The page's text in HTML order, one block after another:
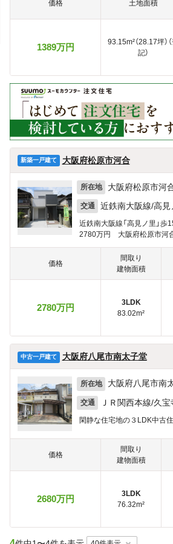
価格 土地面積
1389万円
93.15m²（28.17坪）
記）
新築一戸建て 大阪府松原市河合
所在地 大阪府松原市河
交通 近鉄南大阪線/高
近鉄南大阪線「高見ノ里
2780万円 大阪府松原市
価格
間取り
建物面積
2780万円
3LDK
83.02m²
中古一戸建て 大阪府八尾市南太子堂
所在地 大阪府八尾市南
交通 ＪＲ関西本線/久
閑静な住宅地の３LDK中古
価格
間取り
建物面積
2680万円
3LDK
76.32m²